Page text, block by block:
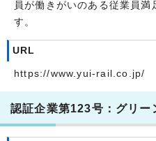
員が働きがいのある従業員満
す。
URL
https://www.yui-rail.co.jp/
認証企業第123号：グリー